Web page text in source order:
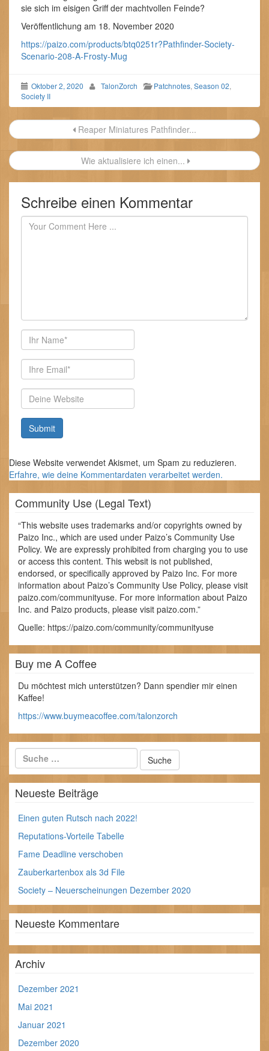
sie sich im eisigen Griff der machtvollen Feinde?
Veröffentlichung am 18. November 2020
https://paizo.com/products/btq0251r?Pathfinder-Society-
Scenario-208-A-Frosty-Mug
Oktober 2, 2020 TalonZorch Patchnotes, Season 02,
Society II
Beitragsnavigation
Reaper Miniatures Pathfinder...
Wie aktualisiere ich einen...
Schreibe einen Kommentar
Autor
E-
Mail-
Adresse
Website
Diese Website verwendet Akismet, um Spam zu reduzieren.
Erfahre, wie deine Kommentardaten verarbeitet werden.
Community Use (Legal Text)
“This website uses trademarks and/or copyrights owned by
Paizo Inc., which are used under Paizo’s Community Use
Policy. We are expressly prohibited from charging you to use
or access this content. This websit is not published,
endorsed, or specifically approved by Paizo Inc. For more
information about Paizo’s Community Use Policy, please visit
paizo.com/communityuse. For more information about Paizo
Inc. and Paizo products, please visit paizo.com.”
Quelle: https://paizo.com/community/communityuse
Buy me A Coffee
Du möchtest mich unterstützen? Dann spendier mir einen
Kaffee!
https://www.buymeacoffee.com/talonzorch
Neueste Beiträge
Einen guten Rutsch nach 2022!
Reputations-Vorteile Tabelle
Fame Deadline verschoben
Zauberkartenbox als 3d File
Society – Neuerscheinungen Dezember 2020
Neueste Kommentare
Archiv
Dezember 2021
Mai 2021
Januar 2021
Dezember 2020